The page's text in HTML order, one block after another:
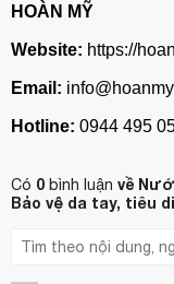
HOÀN MỸ
Website: https://
Email:
Hotline: 0944 495
Có 0 bình luận về
Bảo vệ da tay, tiêu